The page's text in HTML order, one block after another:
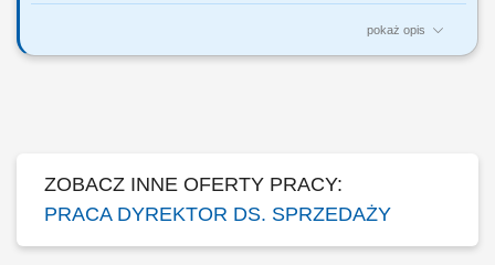
pokaż opis
Za co będziesz odpowiadać: własny biznes przychodowy i zarządzanie
ZOBACZ INNE OFERTY PRACY:
PRACA DYREKTOR DS. SPRZEDAŻY